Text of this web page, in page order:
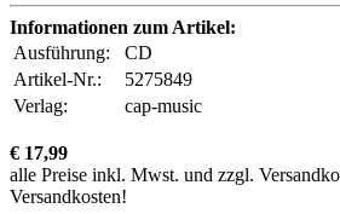
Informationen zum Artikel:
Ausführung:
CD
Artikel-Nr.:
5275849
Verlag:
cap-music
€ 17,99
alle Preise inkl. Mwst. und zzgl.
Versandkosten!